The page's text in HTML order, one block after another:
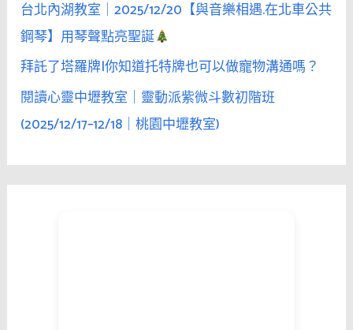
能
打
開
她
的
心
台北內湖教室｜2025/12/20【與音樂相遇.在北車公共
鋼琴】用琴聲點亮聖誕
拜託了塔羅牌|你知道托特牌也可以做寵物溝通嗎？
閱讀心靈中壢教室｜靈動派紫微斗數初階班
(2025/12/17–12/18｜桃園中壢教室)